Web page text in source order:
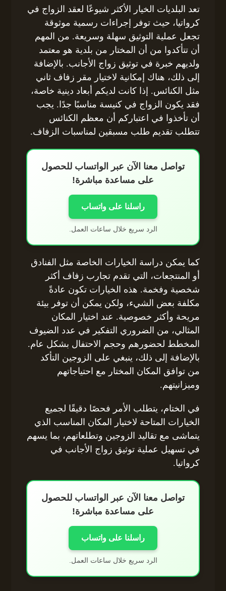
تعد البلديات الخيار الأكثر شيوعًا لعقد الزواج في
كرواتيا، حيث توفر إجراءات رسمية موثوقة
تجعل عملية التوثيق سهلة وسريعة. من المهم
أن تتأكدوا من أن المختار من بلدية هو معتمد
ولديهم خبرة في توثيق زواج الأجانب. بالإضافة
إلى ذلك، هناك إمكانية لاختيار مقر زفاف ثاني
مثل الكنائس. إذا كانت لديكم أبعاد دينية خاصة،
فقد يكون الزواج في كنيسة مناسبًا جدًا. يجب
أن تأخذوا في اعتباركم أن معظم الكنائس
تتطلب تقديم طلب مسبقين لمناسبات الزفاف.
تواصل معنا الآن عبر الواتساب للحصول
على مساعدة مباشرة!
راسلنا على واتساب
الرد سريع خلال ساعات العمل.
كما يمكن دراسة الخيارات الخاصة مثل الفنادق
أو المنتجعات، التي تقدم تجارب زفاف أكثر
شخصية وفخمة. هذه الخيارات تكون عادةً
مكلفة بعض الشيء، ولكن يمكن أن توفر بيئة
مريحة وأكثر خصوصية. عند اختيار المكان
المثالي، من الضروري التفكير في عدد الضيوف
المخطط لحضورهم وحجم الاحتفال بشكل عام.
بالإضافة إلى ذلك، ينبغي على الزوجين التأكد
من توافق المكان المختار مع احتياجاتهم
وميزانيتهم.
في الختام، يتطلب الأمر فحصًا دقيقًا لجميع
الخيارات المتاحة لاختيار المكان المناسب الذي
يتماشى مع تقاليد الزوجين وتطلعاتهم، بما يسهم
في تسهيل عملية توثيق زواج الأجانب في
كرواتيا.
تواصل معنا الآن عبر الواتساب للحصول
على مساعدة مباشرة!
راسلنا على واتساب
الرد سريع خلال ساعات العمل.